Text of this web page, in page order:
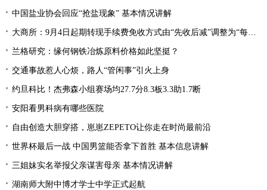
中国盐业协会回应“抢盐现象” 基本情况讲解
大商所：9月4日起期转现手续费免收方式由“先收后减”调整为“每日直接减免”
兰格研究：缘何钢铁冶炼原料价格如此坚挺？
交通事故惹人心烦，路人“管闲事”引火上身
约旦科比！杰弗森小组赛场均27.7分8.3板3.3助1.7断
安阳看男科病有哪些医院
自由创造大胆穿搭，崽崽ZEPETO让你走在时尚最前沿
世界杯最后一战 中国男篮能否拿下首胜 基本信息讲解
三姐妹实名举报父亲谋害母亲 基本情况讲解
湖南师大附中博才学士中学正式起航